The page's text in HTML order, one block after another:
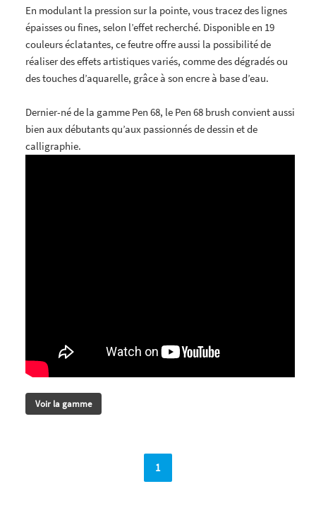
En modulant la pression sur la pointe, vous tracez des lignes
épaisses ou fines, selon l’effet recherché. Disponible en 19
couleurs éclatantes, ce feutre offre aussi la possibilité de
réaliser des effets artistiques variés, comme des dégradés ou
des touches d’aquarelle, grâce à son encre à base d’eau.
Dernier-né de la gamme Pen 68, le Pen 68 brush convient aussi
bien aux débutants qu’aux passionnés de dessin et de
calligraphie.
Voir la gamme
1